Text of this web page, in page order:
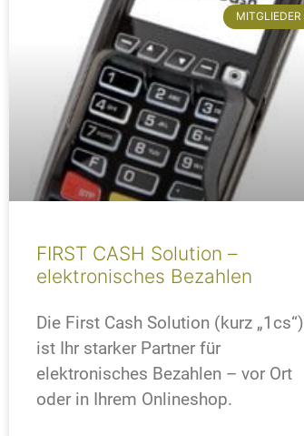
MITGLIEDER
FIRST CASH Solution –
elektronisches Bezahlen
Die First Cash Solution (kurz „1cs“)
ist Ihr starker Partner für
elektronisches Bezahlen – vor Ort
oder in Ihrem Onlineshop.